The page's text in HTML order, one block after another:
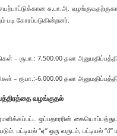
சு.பா.அ.
படி கோரப்படுகின்றனர்.
– ரூபா.: 7,500.00 தலா
– ரூபா.:-6,000.00 தலா
பத்திரத்தை வழங்குதல்
ஒப்பதாரரின்
பட்டியல் “ஏ” ஒரு வருடம், பட்டியல் “பீ”